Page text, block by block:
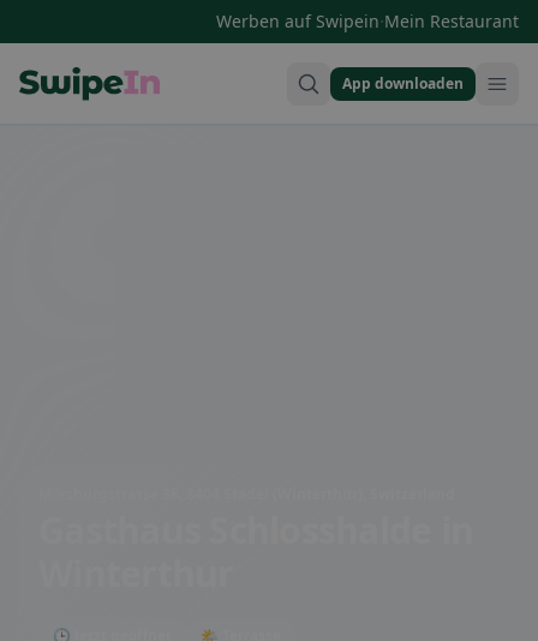
Werben auf Swipein·Mein Restaurant
App downloaden
🕒 Jetzt geöffnet 🌤 Terrasse